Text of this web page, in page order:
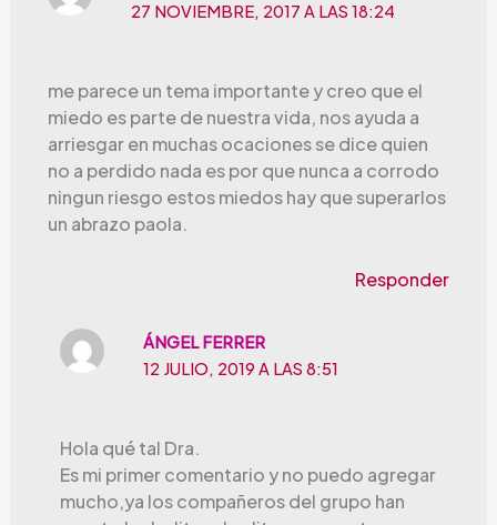
27 NOVIEMBRE, 2017 A LAS 18:24
me parece un tema importante y creo que el
miedo es parte de nuestra vida, nos ayuda a
arriesgar en muchas ocaciones se dice quien
no a perdido nada es por que nunca a corrodo
ningun riesgo estos miedos hay que superarlos
un abrazo paola.
Responder
ÁNGEL FERRER
12 JULIO, 2019 A LAS 8:51
Hola qué tal Dra.
Es mi primer comentario y no puedo agregar
mucho,ya los compañeros del grupo han